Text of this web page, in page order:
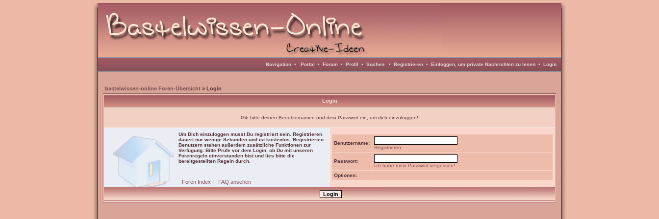
Navigation • Portal • Forum • Profil • Suchen • Registrieren • Einloggen, um private Nachrichten zu lesen • Login
bastelwissen-online Foren-Übersicht » Login
Login
Gib bitte deinen Benutzernamen und dein Passwort ein, um dich einzuloggen!
Um Dich einzuloggen musst Du registriert sein. Registrieren
dauert nur wenige Sekunden und ist kostenlos. Registrierten
Benutzern stehen außerdem zusätzliche Funktionen zur
Verfügung. Bitte Prüfe vor dem Login, ob Du mit unseren
Forenregeln einverstanden bist und lies bitte die
bereitgestellten Regeln durch.
Foren Index | FAQ ansehen
Benutzername:
Registrieren
Passwort:
Ich habe mein Passwort vergessen!
Optionen: